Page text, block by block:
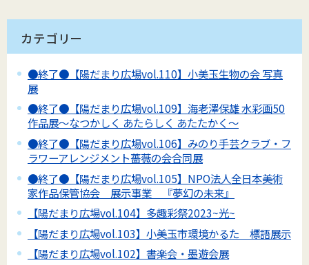
カテゴリー
●終了●【陽だまり広場vol.110】小美玉生物の会 写真
展
●終了●【陽だまり広場vol.109】海老澤保雄 水彩画50
作品展～なつかしく あたらしく あたたかく～
●終了●【陽だまり広場vol.106】みのり手芸クラブ・フ
ラワーアレンジメント薔薇の会合同展
●終了●【陽だまり広場vol.105】NPO法人全日本美術
家作品保管協会 展示事業 『夢幻の未来』
【陽だまり広場vol.104】多趣彩祭2023~光~
【陽だまり広場vol.103】小美玉市環境かるた 標語展示
【陽だまり広場vol.102】書楽会・墨遊会展